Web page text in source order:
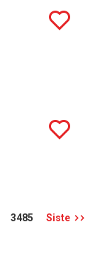
3485 Siste